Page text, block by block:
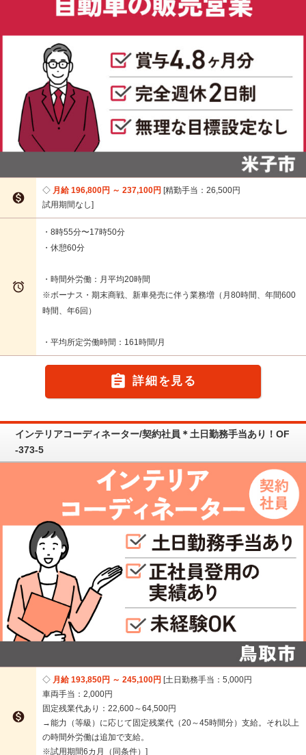

月給 196,800円 ～ 237,100円 精勤手当：26,500円
試用期間なし

・8時55分〜17時50分
・休憩60分
・時間外労働：月平均20時間
※ボーナス・期末商戦、新車発売に伴う業務増（月80時間、年間600
時間、年6回）
・平均所定労働時間：161時間/月
 詳細を見る
インテリアコーディネーター/契約社員＊土日勤務手当あり！OF
-373-5

月給 193,850円 ～ 245,100円 土日勤務手当：5,000円
車両手当：2,000円
固定残業代あり：22,600～64,500円
→能力（等級）に応じて固定残業代（20～45時間分）支給。それ以上
の時間外労働は追加で支給。
※試用期間6カ月（同条件）